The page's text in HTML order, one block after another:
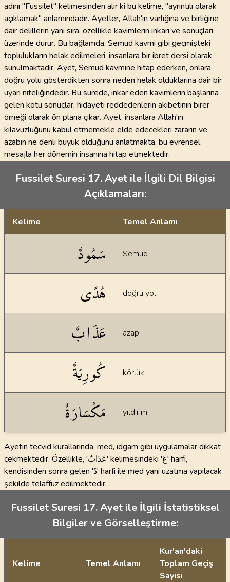
adını "Fussilet" kelimesinden alır ki bu kelime, "ayrıntılı olarak
açıklamak" anlamındadır. Ayetler, Allah'ın varlığına ve birliğine
dair delillerin yanı sıra, özellikle kavimlerin inkarı ve sonuçları
üzerinde durur. Bu bağlamda, Semud kavmi gibi geçmişteki
toplulukların helak edilmeleri, insanlara bir ibret dersi olarak
sunulmaktadır. Ayet, Semud kavmine hitap ederken, onlara
doğru yolu gösterdikten sonra neden helak olduklarına dair bir
uyarı niteliğindedir. Bu surede, inkar eden kavimlerin başlarına
gelen kötü sonuçlar, hidayeti reddedenlerin akıbetinin birer
örneği olarak ön plana çıkar. Ayet, insanlara Allah'ın
kılavuzluğunu kabul etmemekle elde edecekleri zararın ve
azabın ne denli büyük olduğunu anlatmakta, bu evrensel
mesajla her dönemin insanına hitap etmektedir.
Fussilet Suresi 17. Ayet ile İlgili Dil Bilgisi
Açıklamaları:
Kelime Temel Anlamı
سَمُودٌ Semud
هُدًى doğru yol
عَذَابٌ azap
كُورِيَةٌ körlük
مَكْسَارَةٌ yıldırım
Ayetin tecvid kurallarında, med, idgam gibi uygulamalar dikkat
çekmektedir. Özellikle, 'عَذَابٌ' kelimesindeki 'عَ' harfi,
kendisinden sonra gelen 'ذَ' harfi ile med yani uzatma yapılacak
şekilde telaffuz edilmektedir.
Fussilet Suresi 17. Ayet ile İlgili İstatistiksel
Bilgiler ve Görselleştirme:
Kelime Temel Anlamı
Kur'an'daki
Toplam Geçiş
Sayısı